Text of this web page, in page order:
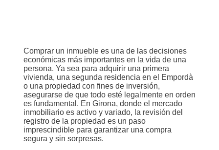
Comprar un inmueble es una de las decisiones
económicas más importantes en la vida de una
persona. Ya sea para adquirir una primera
vivienda, una segunda residencia en el Empordà
o una propiedad con fines de inversión,
asegurarse de que todo esté legalmente en orden
es fundamental. En Girona, donde el mercado
inmobiliario es activo y variado, la revisión del
registro de la propiedad es un paso
imprescindible para garantizar una compra
segura y sin sorpresas.